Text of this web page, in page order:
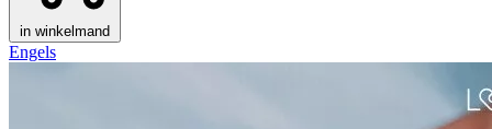
in winkelmand
Engels